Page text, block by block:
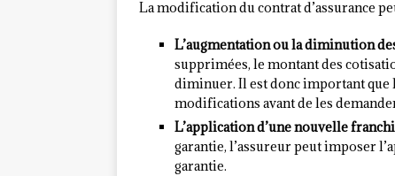
La modification du contrat d’assurance
L’augmentation ou la diminution
supprimées, le montant des
diminuer. Il est donc important que
modifications avant de les
L’application d’une nouvelle
garantie, l’assureur peut imposer
garantie.